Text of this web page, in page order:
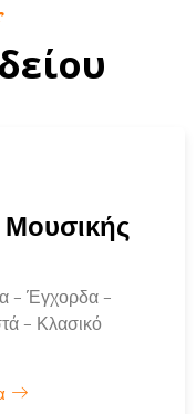
Μουσικής
- Έγχορδα -
- Κλασικό